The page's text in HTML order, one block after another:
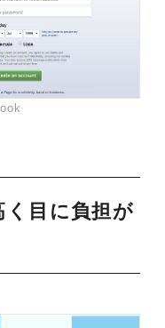
く目に負担が